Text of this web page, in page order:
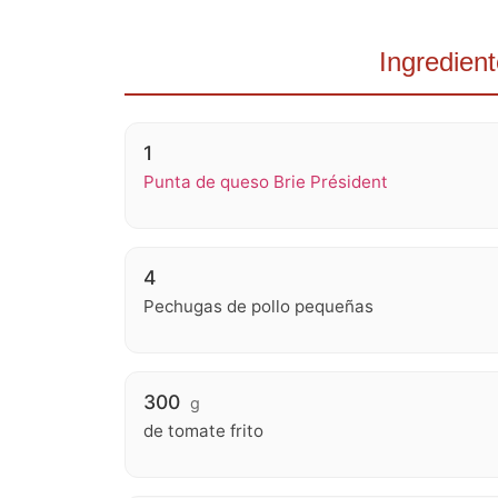
1
Punta de queso Brie Président
4
Pechugas de pollo pequeñas
300 g
de tomate frito